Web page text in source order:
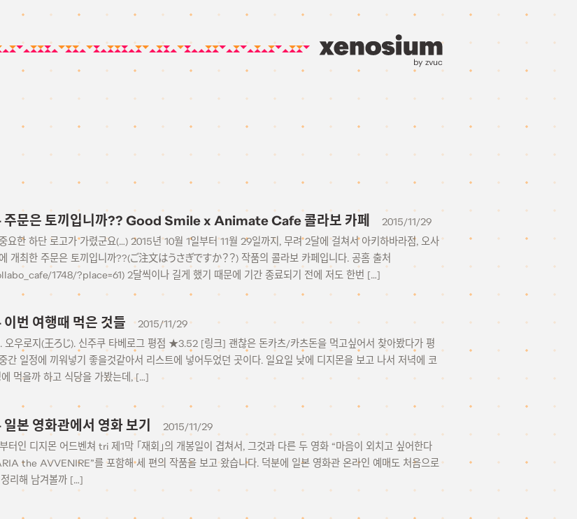
by zvuc
문은 토끼입니까?? Good Smile x Animate Cafe 콜라보 카페
2015/11/29
요한 하단 로고가 가렸군요(…) 2015년 10월 1일부터 11월 29일까지, 무려 2달에 걸쳐서 아키하바라점, 오사
개최한 주문은 토끼입니까??(ご注文はうさぎですか？？) 작품의 콜라보 카페입니다. 공홈 출처
1748/?place=61) 2달씩이나 길게 했기 때문에 기간 종료되기 전에 저도 한번 […]
번 여행때 먹은 것들
2015/11/29
오우로지(王ろじ). 신주쿠 타베로그 평점 ★3.52 [링크] 괜찮은 돈카츠/카츠돈을 먹고싶어서 찾아봤다가 평
간 일정에 끼워넣기 좋을것같아서 리스트에 넣어두었던 곳이다. 일요일 낮에 디지몬을 보고 나서 저녁에 코
먹을까 하고 식당을 가봤는데, […]
본 영화관에서 영화 보기
2015/11/29
터인 디지몬 어드벤쳐 tri 제1막 「재회」의 개봉일이 겹쳐서, 그것과 다른 두 영화 “마음이 외치고 싶어한다
the AVVENIRE”를 포함해 세 편의 작품을 보고 왔습니다. 덕분에 일본 영화관 온라인 예매도 처음으로
리해 남겨볼까 […]